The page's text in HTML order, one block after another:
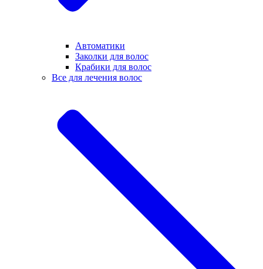
Автоматики
Заколки для волос
Крабики для волос
Все для лечения волос